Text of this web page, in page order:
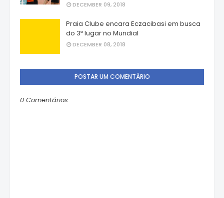
DECEMBER 09, 2018
Praia Clube encara Eczacibasi em busca
do 3º lugar no Mundial
DECEMBER 08, 2018
POSTAR UM COMENTÁRIO
0 Comentários